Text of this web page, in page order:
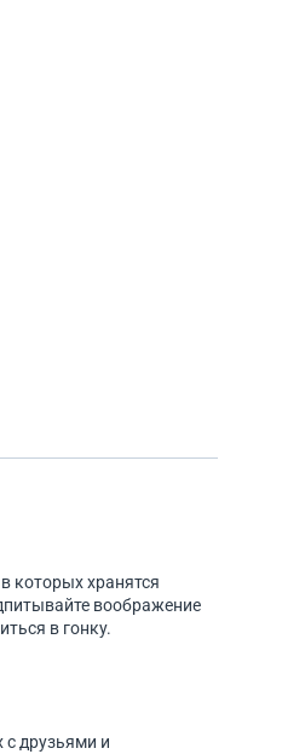
которых хранятся
воображение
в гонку.
с друзьями и